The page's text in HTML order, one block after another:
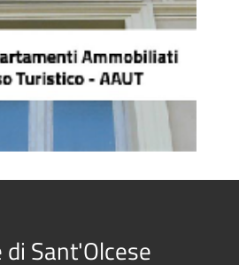
di Sant'Olcese